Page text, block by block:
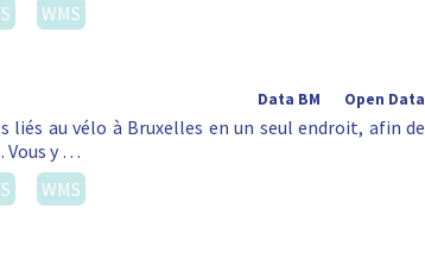
WMS
Open Data
Data BM
liés au vélo à Bruxelles en un seul endroit, afin de
Vous y …
WMS